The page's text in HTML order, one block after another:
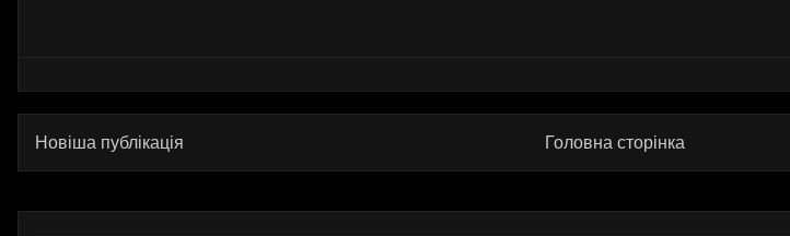
Новіша публікація Головна сторінка